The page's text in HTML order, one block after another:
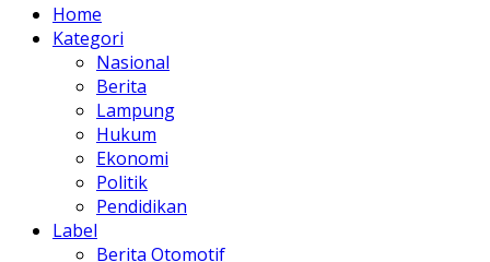
Home
Kategori
Nasional
Berita
Lampung
Hukum
Ekonomi
Politik
Pendidikan
Label
Berita Otomotif